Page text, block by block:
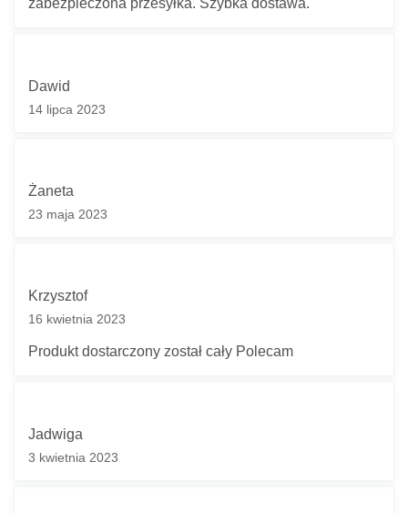
Dawid
14 lipca 2023
Żaneta
23 maja 2023
Krzysztof
16 kwietnia 2023
Produkt dostarczony został cały Polecam
Jadwiga
3 kwietnia 2023
Pytanie *
Wpisz słowo 'nora' od tyłu: